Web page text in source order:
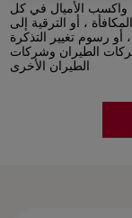
واكسب الأميال في كل
، أو الترقية إلى
أو رسوم تغيير التذكرة
الطيران وشركات
الطيران الأخرى